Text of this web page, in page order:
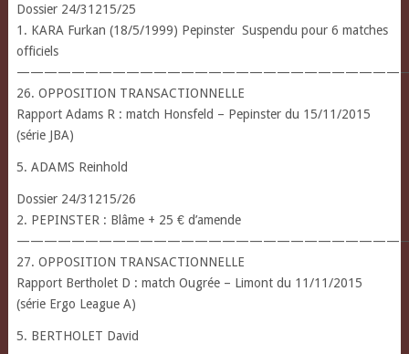
Dossier 24/31215/25
1. KARA Furkan (18/5/1999) Pepinster Suspendu pour 6 matches
officiels
26. OPPOSITION TRANSACTIONNELLE
Rapport Adams R : match Honsfeld – Pepinster du 15/11/2015
(série JBA)
5. ADAMS Reinhold
Dossier 24/31215/26
2. PEPINSTER : Blâme + 25 € d’amende
27. OPPOSITION TRANSACTIONNELLE
Rapport Bertholet D : match Ougrée – Limont du 11/11/2015
(série Ergo League A)
5. BERTHOLET David